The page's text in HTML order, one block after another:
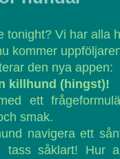
tonight? Vi har alla
kommer
den nya appen:
killhund (hingst)!
ett
smak.
navigera ett
såklart! Hur